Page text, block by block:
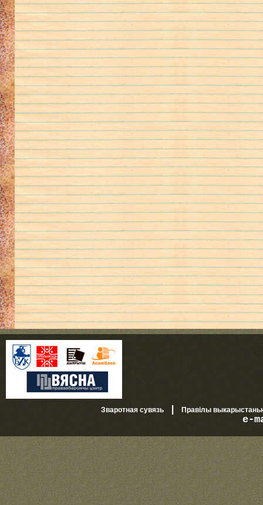
Зваротная сувязь| Правілы
e-